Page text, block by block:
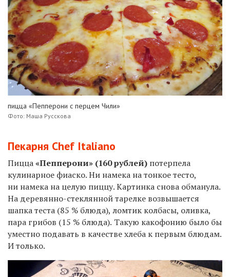
пицца «Пепперони с перцем Чили»
Фото: Маша Русскова
Пекарня Chef Italiano
Пицца«Пепперони» (160 рублей) потерпела
кулинарное фиаско. Ни намека на тонкое тесто,
ни намека на целую пиццу. Картинка снова обманула.
На деревянно-стеклянной тарелке возвышается
шапка теста (85 % блюда), ломтик колбасы, оливка,
пара грибов (15 % блюда). Такую какофонию было бы
уместно подавать в качестве хлеба к первым блюдам.
И только.